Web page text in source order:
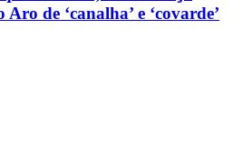
de ‘canalha’ e ‘covarde’